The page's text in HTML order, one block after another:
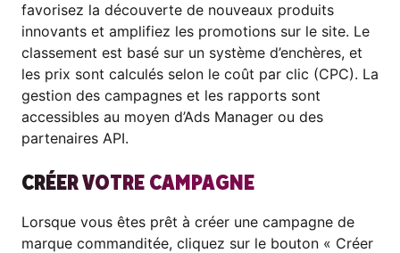
favorisez la découverte de nouveaux produits
innovants et amplifiez les promotions sur le site. Le
classement est basé sur un système d’enchères, et
les prix sont calculés selon le coût par clic (CPC). La
gestion des campagnes et les rapports sont
accessibles au moyen d’Ads Manager ou des
partenaires API.
CRÉER VOTRE CAMPAGNE
Lorsque vous êtes prêt à créer une campagne de
marque commanditée, cliquez sur le bouton « Créer